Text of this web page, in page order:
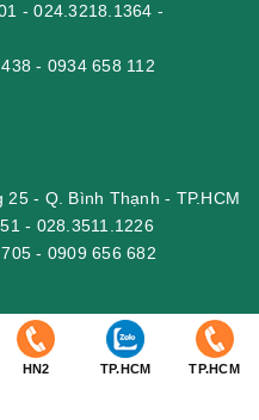
-024.3218.1364 -
- 0934 658 112
- Q. Bình Thạnh - TP.HCM
- 028.3511.1226
- 0909 656 682
HN2 TP.HCM TP.HCM